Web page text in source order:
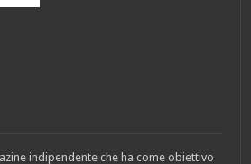
indipendente che ha come obiettivo